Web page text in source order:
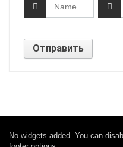
No widgets added. You can